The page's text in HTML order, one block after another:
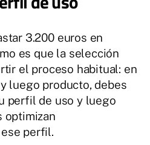
3.200 euros en
es que la selección
el proceso habitual: en
luego producto, debes
perfil de uso y luego
optimizan
perfil.